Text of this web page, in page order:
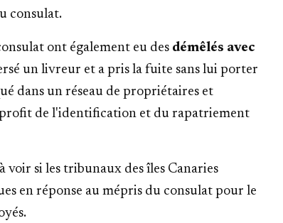
consulat.
ont également eu des démêlés avec
un livreur et a pris la fuite sans lui porter
dans un réseau de propriétaires et
profit de l'identification et du rapatriement
voir si les tribunaux des îles Canaries
en réponse au mépris du consulat pour le